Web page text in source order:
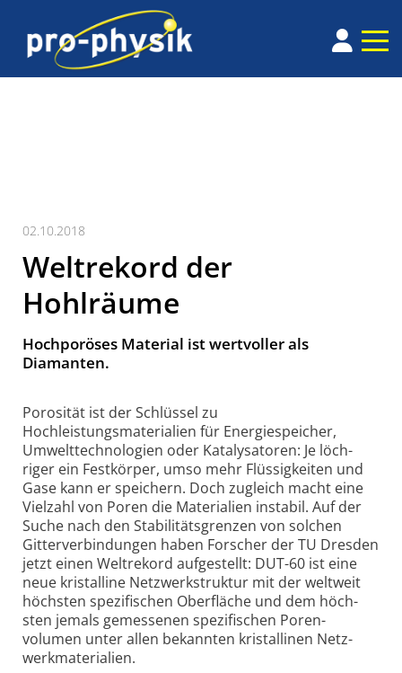
02.10.2018
Weltrekord der
Hohlräume
Hochporöses Material ist wertvoller als
Diamanten.
Porosität ist der Schlüssel zu
Hochleistungsmaterialien für Energie­speicher,
Umwelt­techno­logien oder Kata­lysa­toren: Je löch­
riger ein Fest­körper, umso mehr Flüssig­keiten und
Gase kann er speichern. Doch zugleich macht eine
Viel­zahl von Poren die Materi­alien instabil. Auf der
Suche nach den Stabi­litäts­grenzen von solchen
Gitter­ver­bin­dungen haben Forscher der TU Dresden
jetzt einen Welt­rekord auf­ge­stellt: DUT-60 ist eine
neue kristal­line Netz­werk­struktur mit der welt­weit
höch­sten spezi­fischen Ober­fläche und dem höch­
sten jemals gemes­senen spezi­fischen Poren­
volumen unter allen bekannten kristal­linen Netz­
werk­materi­alien.